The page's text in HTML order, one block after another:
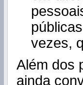
vezes,
Além dos
ainda